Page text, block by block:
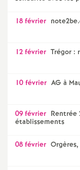
18 février
12 février Trégor :
10 février AG à
09 février Rentrée
établissements
08 février